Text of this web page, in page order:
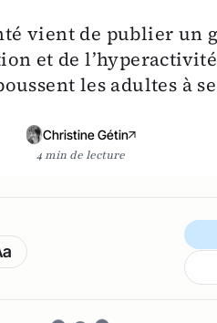
vient de publier un
et de
les adultes à
Christine Gétin
4 min de lecture